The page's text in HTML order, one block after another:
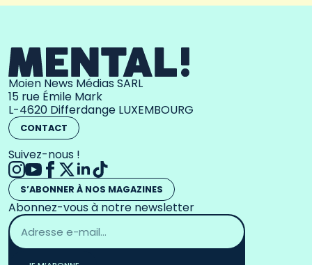
Moien News Médias SARL
15 rue Émile Mark
L-4620 Differdange LUXEMBOURG
CONTACT
Suivez-nous !
S’ABONNER À NOS MAGAZINES
Abonnez-vous à notre newsletter
Adresse
email
*